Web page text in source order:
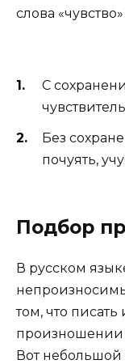
слова
С
Без
почуять,
Подбор
В русском
том, что
произношении
Вот небольшой